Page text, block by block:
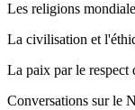
Les religions
La civilisation et
La paix par le respect
Conversations sur le